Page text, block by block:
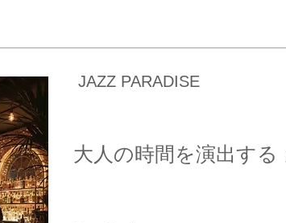
JAZZ PARADISE
大人の時間を演出す